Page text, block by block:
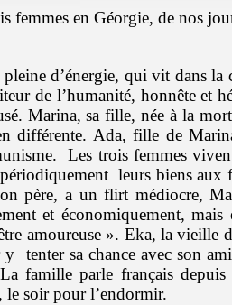
femmes en Géorgie, de nos
d’énergie, qui vit dans la
de l’humanité, honnête et
Marina, sa fille, née à la
différente. Ada, fille de
Les trois femmes
périodiquement leurs biens aux
père, a un flirt médiocre,
et économiquement, mais
amoureuse ». Eka, la vieille
y
tenter sa chance avec son
La famille parle français
le soir pour l’endormir.